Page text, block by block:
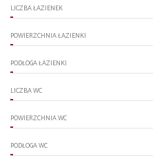
LICZBA ŁAZIENEK
POWIERZCHNIA ŁAZIENKI
PODŁOGA ŁAZIENKI
LICZBA WC
POWIERZCHNIA WC
PODŁOGA WC